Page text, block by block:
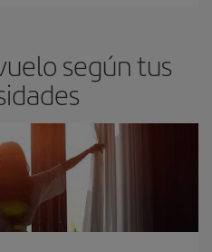
según tus